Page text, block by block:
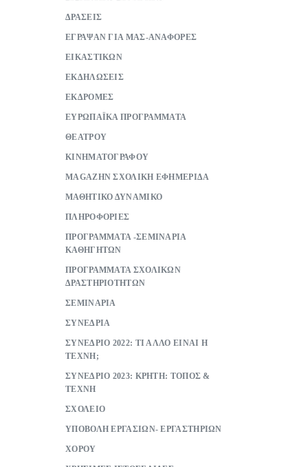
ΔΡΑΣΕΙΣ
ΕΓΡΑΨΑΝ ΓΙΑ ΜΑΣ-ΑΝΑΦΟΡΕΣ
ΕΙΚΑΣΤΙΚΩΝ
ΕΚΔΗΛΩΣΕΙΣ
ΕΚΔΡΟΜΕΣ
ΕΥΡΩΠΑΪΚΑ ΠΡΟΓΡΑΜΜΑΤΑ
ΘΕΑΤΡΟΥ
ΚΙΝΗΜΑΤΟΓΡΑΦΟΥ
ΜAGAZHN ΣΧΟΛΙΚΗ ΕΦΗΜΕΡΙΔΑ
ΜΑΘΗΤΙΚΟ ΔΥΝΑΜΙΚΟ
ΠΛΗΡΟΦΟΡΙΕΣ
ΠΡΟΓΡΑΜΜΑΤΑ -ΣΕΜΙΝΑΡΙΑ
ΚΑΘΗΓΗΤΩΝ
ΠΡΟΓΡΑΜΜΑΤΑ ΣΧΟΛΙΚΩΝ
ΔΡΑΣΤΗΡΙΟΤΗΤΩΝ
ΣΕΜΙΝΑΡΙΑ
ΣΥΝΕΔΡΙΑ
ΣΥΝΕΔΡΙΟ 2022: ΤΙ ΑΛΛΟ ΕΙΝΑΙ Η
ΤΕΧΝΗ;
ΣΥΝΕΔΡΙΟ 2023: ΚΡΗΤΗ: ΤΟΠΟΣ &
ΤΕΧΝΗ
ΣΧΟΛΕΙΟ
ΥΠΟΒΟΛΗ ΕΡΓΑΣΙΩΝ- ΕΡΓΑΣΤΗΡΙΩΝ
ΧΟΡΟΥ